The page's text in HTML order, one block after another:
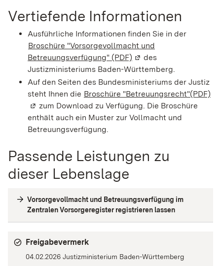
Vertiefende Informationen
Ausführliche Informationen finden Sie in der
Broschüre "Vorsorgevollmacht und
Betreuungsverfügung" (PDF) (Wird in einem neuen
des
Justizministeriums Baden-Württemberg.
Auf den Seiten des Bundesministeriums der Justiz
steht Ihnen die Broschüre "Betreuungsrecht"(PDF)
zum Download zu Verfügung. Die Broschüre
enthält auch ein Muster zur Vollmacht und
Betreuungsverfügung.
Passende Leistungen zu
dieser Lebenslage
Vorsorgevollmacht und Betreuungsverfügung im
Zentralen Vorsorgeregister registrieren lassen
Freigabevermerk
04.02.2026 Justizministerium Baden-Württemberg